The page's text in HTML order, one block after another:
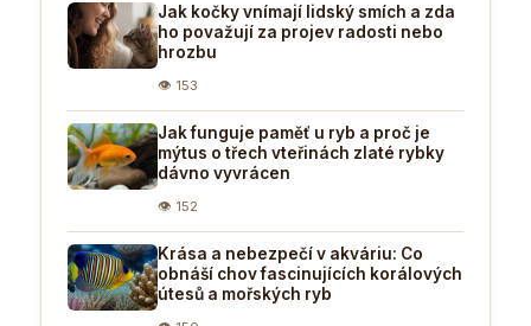
Jak kočky vnímají lidský smích a zda
ho považují za projev radosti nebo
hrozbu
👁 153
Jak funguje paměť u ryb a proč je
mýtus o třech vteřinách zlaté rybky
dávno vyvrácen
👁 152
Krása a nebezpečí v akváriu: Co
obnáší chov fascinujících korálových
útesů a mořských ryb